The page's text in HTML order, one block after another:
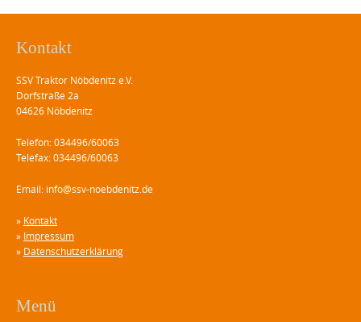
Kontakt
SSV Traktor Nöbdenitz e.V.
Dorfstraße 2a
04626 Nöbdenitz
Telefon: 034496/60063
Telefax: 034496/60063
Email: info@ssv-noebdenitz.de
» Kontakt
» Impressum
» Datenschutzerklärung
Menü